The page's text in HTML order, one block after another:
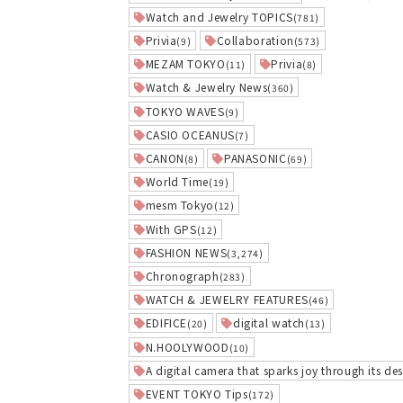
Watch and Jewelry TOPICS(781)
Privia(9) Collaboration (573)
MEZAM TOKYO (11) Privia(8)
Watch & Jewelry News(360)
TOKYO WAVES(9)
CASIO OCEANUS(7)
CANON (8) PANASONIC(69)
World Time(19)
mesm Tokyo (12)
With GPS(12)
FASHION NEWS(3,274)
Chronograph (283)
WATCH & JEWELRY FEATURES(46)
EDIFICE (20) digital watch (13)
N.HOOLYWOOD (10)
A digital camera that sparks joy through its
EVENT TOKYO Tips(172)